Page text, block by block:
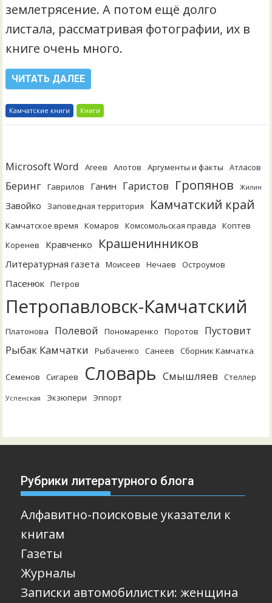
землетрясение. А потом ещё долго
листала, рассматривая фотографии, их в
книге очень много.
ЧИТАТЬ ДАЛЕЕ
Камчатские книги Книги
Microsoft Word Агеев Алотов Аргументы и факты Атласов
Беринг Гаврилов Ганин Гаристов Гропянов Жилин
Завойко Заповедная территория Камчатский край
Камчатское время Комаров Комсомольская правда
Коптев
Коренев
Кравченко Крашенинников
Литературная газета Моисеев Нечаев Остроумов
Пасенюк Петров
Петропавловск-Камчатский
Платонова Полевой Пономаренко Поротов
Пустовит
Рыбак Камчатки
Рыбаченко Санеев Сборник Камчатка
Семенов Сигарев Словарь Смышляев Стеллер
Успенская Экзюпери Эппорт
Рубрики литературного блога
Алфавитно-поисковые указатели к
книгам
Газеты
Журналы
Записки автомобилистки: женщина